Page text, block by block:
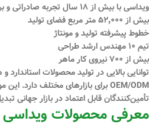
ویداسی با بیش از۱۸ سال تجربه صادراتی
و
بیش از ۵۲٬۰۰۰ متر مربع فضای تولید
خطوط پیشرفته تولید و مونتاژ
تیم ۱۰ مهندس ارشد طراحی
بیش از ۷۰۰ نیروی کار ماهر
توانایی بالایی در تولید محصولات استاندارد
OEM/ODM
تأمین‌کنندگان قابل اعتماد در بازار جهانی
معرفی محصولات ویداسی